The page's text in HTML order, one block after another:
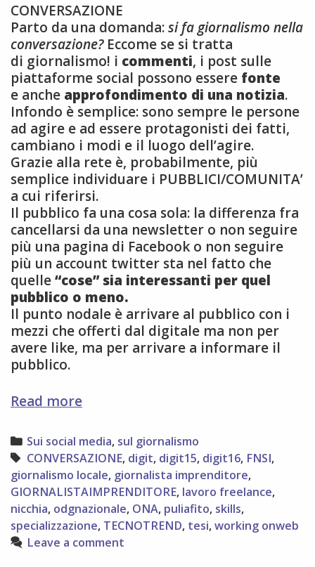
CONVERSAZIONE
Parto da una domanda:si fa giornalismo nella
conversazione?Eccome se si tratta
di giornalismo! i commenti, i post sulle
piattaforme social possono essere fonte
e anche approfondimento di una notizia.
Infondo è semplice: sono sempre le persone
ad agire e ad essere protagonisti dei fatti,
cambiano i modi e il luogo dell’agire.
Grazie alla rete è, probabilmente, più
semplice individuare i PUBBLICI/COMUNITA’
a cui riferirsi.
Il pubblico fa una cosa sola: la differenza fra
cancellarsi da una newsletter o non seguire
più una pagina di Facebook o non seguire
più un account twitter sta nel fatto che
quelle“cose” sia interessanti per quel
pubblico o meno.
Il punto nodale è arrivare al pubblico con i
mezzi che offerti dal digitale ma non per
avere like, ma per arrivare a informare il
pubblico.
Read moredigitale
cultura,
riflessioni
post-
digit15
Categories
Sui social media, sul giornalismo
Tags
CONVERSAZIONE, digit, digit15, digit16, FNSI,
giornalismo locale, giornalista imprenditore,
GIORNALISTAIMPRENDITORE, lavoro freelance,
nicchia, odgnazionale, ONA, puliafito, skills,
specializzazione, TECNOTREND, tesi,working onweb
Leave a comment